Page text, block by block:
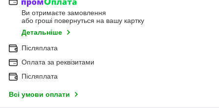
Ви отримаєте замовлення
або гроші повернуться на вашу картку
Детальніше
Післяплата
Оплата за реквізитами
Післяплата
Всі умови оплати